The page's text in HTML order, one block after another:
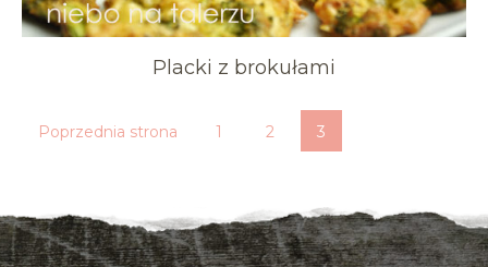
Placki z brokułami
Poprzednia strona 1 2 3